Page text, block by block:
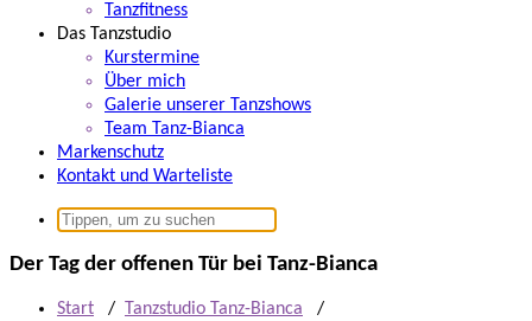
Tanzfitness
Das Tanzstudio
Kurstermine
Über mich
Galerie unserer Tanzshows
Team Tanz-Bianca
Markenschutz
Kontakt und Warteliste
Suchen
Der Tag der offenen Tür bei Tanz-Bianca
Start / Tanzstudio Tanz-Bianca /